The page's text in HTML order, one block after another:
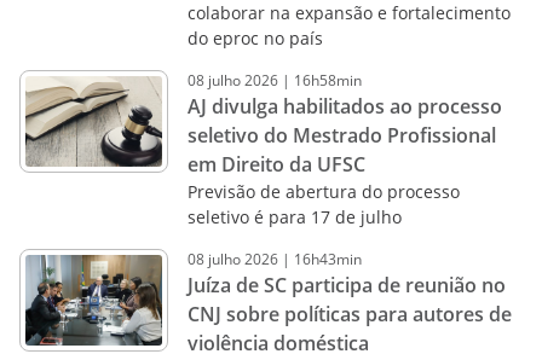
colaborar na expansão e fortalecimento
do eproc no país
08 julho2026 | 16h58min
AJ divulga habilitados ao processo
seletivo do Mestrado Profissional
em Direito da UFSC
Previsão de abertura do processo
seletivo é para 17 de julho
08 julho2026 | 16h43min
Juíza de SC participa de reunião no
CNJ sobre políticas para autores de
violência doméstica